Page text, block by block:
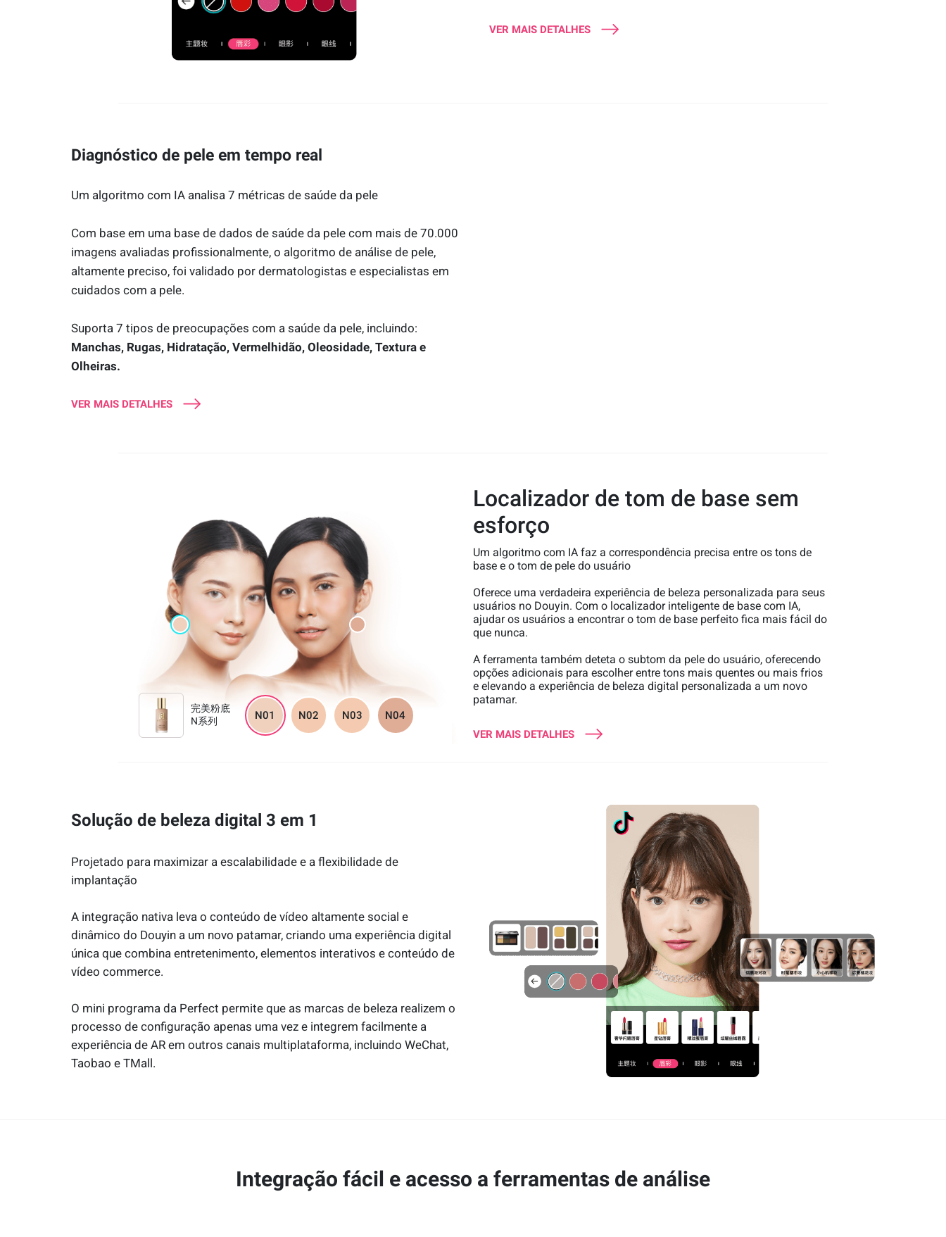
VER MAIS DETALHES
Diagnóstico de pele em tempo real
Um algoritmo com IA analisa 7 métricas de saúde da pele
Com base em uma base de dados de saúde da pele com mais de 70.000
imagens avaliadas profissionalmente, o algoritmo de análise de pele,
altamente preciso, foi validado por dermatologistas e especialistas em
cuidados com a pele.
Suporta 7 tipos de preocupações com a saúde da pele, incluindo:
Manchas, Rugas, Hidratação, Vermelhidão, Oleosidade, Textura e
Olheiras.
VER MAIS DETALHES
完美粉底
N系列
N01 N02 N03 N04
Localizador de tom de base sem
esforço
Um algoritmo com IA faz a correspondência precisa entre os tons de
base e o tom de pele do usuário
Oferece uma verdadeira experiência de beleza personalizada para seus
usuários no Douyin. Com o localizador inteligente de base com IA,
ajudar os usuários a encontrar o tom de base perfeito fica mais fácil do
que nunca.
A ferramenta também deteta o subtom da pele do usuário, oferecendo
opções adicionais para escolher entre tons mais quentes ou mais frios
e elevando a experiência de beleza digital personalizada a um novo
patamar.
VER MAIS DETALHES
Solução de beleza digital 3 em 1
Projetado para maximizar a escalabilidade e a flexibilidade de
implantação
A integração nativa leva o conteúdo de vídeo altamente social e
dinâmico do Douyin a um novo patamar, criando uma experiência digital
única que combina entretenimento, elementos interativos e conteúdo de
vídeo commerce.
O mini programa da Perfect permite que as marcas de beleza realizem o
processo de configuração apenas uma vez e integrem facilmente a
experiência de AR em outros canais multiplataforma, incluindo WeChat,
Taobao e TMall.
Integração fácil e acesso a ferramentas de análise